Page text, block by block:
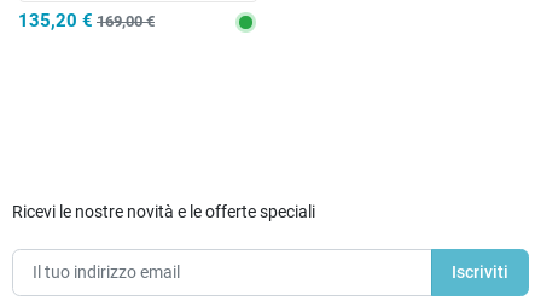
135,20 € 169,00 €
Ricevi le nostre novità e le offerte speciali